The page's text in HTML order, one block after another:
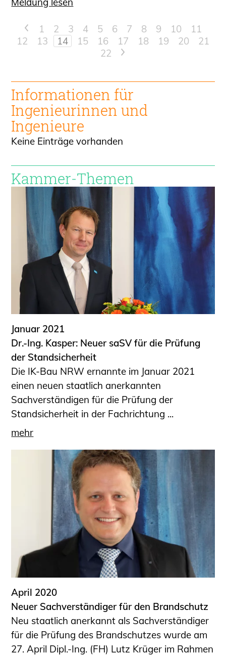
< 1 2 3 4 5 6 7 8 9 10
11
12
13 14 15 16 17 18 19 20
21
22
>
Informationen für
Ingenieurinnen und
Ingenieure
Keine Einträge vorhanden
Kammer-Themen
Januar 2021
Dr.-Ing. Kasper: Neuer saSV für die Prüfung
der Standsicherheit
Die IK-Bau NRW ernannte im Januar 2021
einen neuen staatlich anerkannten
Sachverständigen für die Prüfung der
Standsicherheit in der Fachrichtung ...
mehr
April 2020
Neuer Sachverständiger für den Brandschutz
Neu staatlich anerkannt als Sachverständiger
für die Prüfung des Brandschutzes wurde am
27. April Dipl.-Ing. (FH) Lutz Krüger im Rahmen